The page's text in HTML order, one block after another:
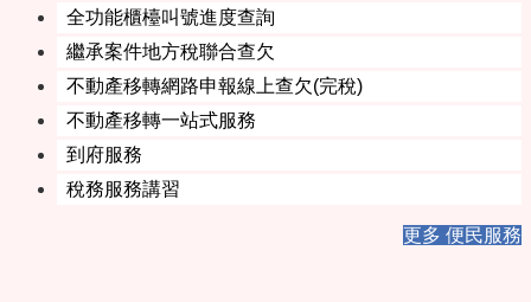
全功能櫃檯叫號進度查詢
繼承案件地方稅聯合查欠
不動產移轉網路申報線上查欠(完稅)
不動產移轉一站式服務
到府服務
稅務服務講習
更多 便民服務